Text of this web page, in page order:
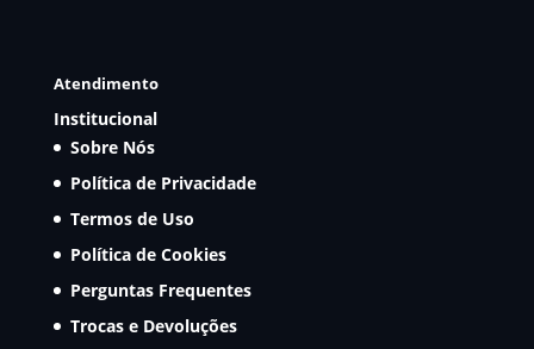
Atendimento
Institucional
Sobre Nós
Política de Privacidade
Termos de Uso
Política de Cookies
Perguntas Frequentes
Trocas e Devoluções